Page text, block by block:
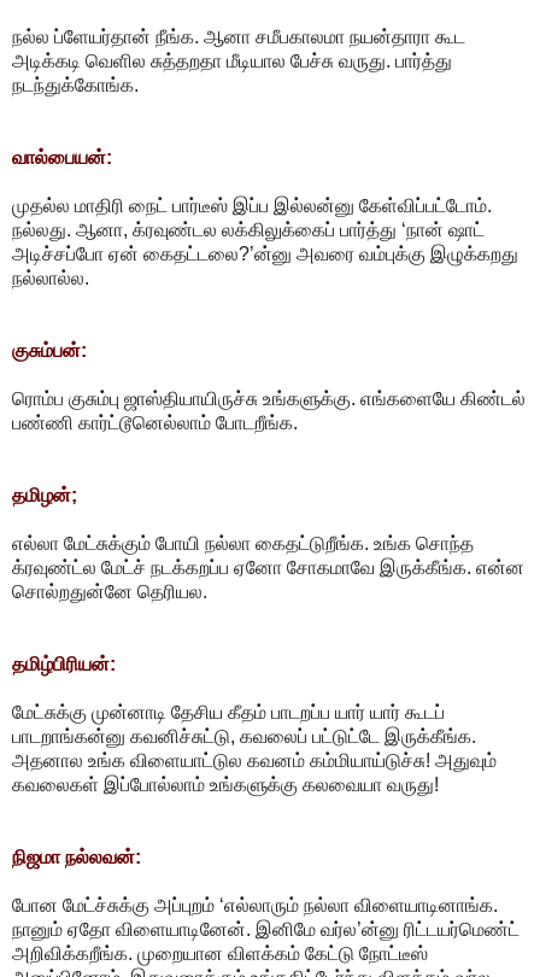
நல்ல ப்ளேயர்தான் நீங்க. ஆனா சமீபகாலமா நயன்தாரா கூட
அடிக்கடி வெளில சுத்தறதா மீடியால பேச்சு வருது. பார்த்து
நடந்துக்கோங்க.
வால்பையன்:
முதல்ல மாதிரி நைட் பார்டீஸ் இப்ப இல்லன்னு கேள்விப்பட்டோம்.
நல்லது. ஆனா, க்ரவுண்டல லக்கிலுக்கைப் பார்த்து ‘நான் ஷாட்
அடிச்சப்போ ஏன் கைதட்டலை?’ன்னு அவரை வம்புக்கு இழுக்கறது
நல்லால்ல.
குசும்பன்:
ரொம்ப குசும்பு ஜாஸ்தியாயிருச்சு உங்களுக்கு. எங்களையே கிண்டல்
பண்ணி கார்ட்டூனெல்லாம் போடறீங்க.
தமிழன்;
எல்லா மேட்சுக்கும் போயி நல்லா கைதட்டுறீங்க. உங்க சொந்த
க்ரவுண்ட்ல மேட்ச் நடக்கறப்ப ஏனோ சோகமாவே இருக்கீங்க. என்ன
சொல்றதுன்னே தெரியல.
தமிழ்பிரியன்:
மேட்சுக்கு முன்னாடி தேசிய கீதம் பாடறப்ப யார் யார் கூடப்
பாடறாங்கன்னு கவனிச்சுட்டு, கவலைப் பட்டுட்டே இருக்கீங்க.
அதனால உங்க விளையாட்டுல கவனம் கம்மியாய்டுச்சு! அதுவும்
கவலைகள் இப்போல்லாம் உங்களுக்கு கலவையா வருது!
நிஜமா நல்லவன்:
போன மேட்ச்சுக்கு அப்புறம் ‘எல்லாரும் நல்லா விளையாடினாங்க.
நானும் ஏதோ விளையாடினேன். இனிமே வர்ல’ன்னு ரிட்டயர்மெண்ட்
அறிவிக்கறீங்க. முறையான விளக்கம் கேட்டு நோட்டீஸ்